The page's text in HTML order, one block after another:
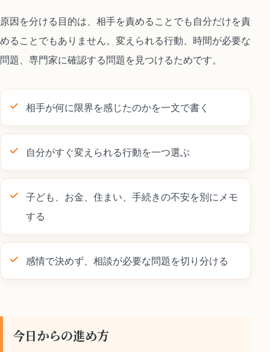
原因を分ける目的は、相手を責めることでも自分だけを責
めることでもありません。変えられる行動、時間が必要な
問題、専門家に確認する問題を見つけるためです。
相手が何に限界を感じたのかを一文で書く
自分がすぐ変えられる行動を一つ選ぶ
子ども、お金、住まい、手続きの不安を別にメモ
する
感情で決めず、相談が必要な問題を切り分ける
今日からの進め方